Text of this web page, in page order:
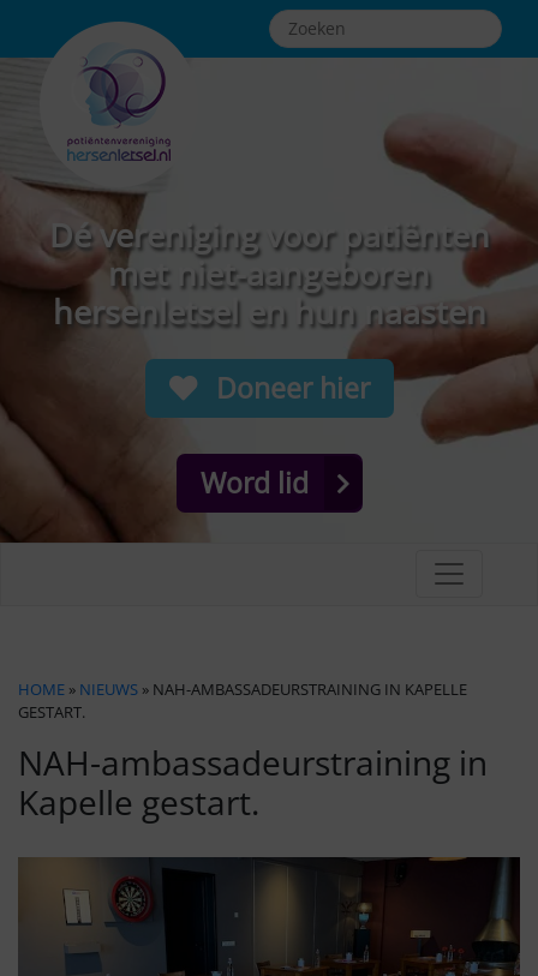
Dé vereniging voor patiënten
met niet-aangeboren
hersenletsel en hun naasten
Doneer hier
Word lid
HOME » NIEUWS » NAH-AMBASSADEURSTRAINING IN KAPELLE
GESTART.
NAH-ambassadeurstraining in
Kapelle gestart.